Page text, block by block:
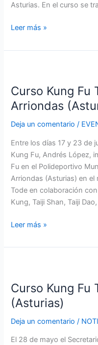
Asturias. En el curso se
Leer más »
Curso Kung Fu
Arriondas
Deja un comentario /
Entre los días 17 y 23 de
Kung Fu, Andrés López,
Fu en el Polideportivo
Arriondas (Asturias) en el
Tode en colaboración
Kung, Taiji Shan, Taiji
Fu
Taiji
Chi
(Asturias)
Leer más »
Curso Kung Fu
(Asturias)
Deja un comentario /
El 28 de mayo el
Fu
Taiji
Quan
Arriondas
(Asturias)